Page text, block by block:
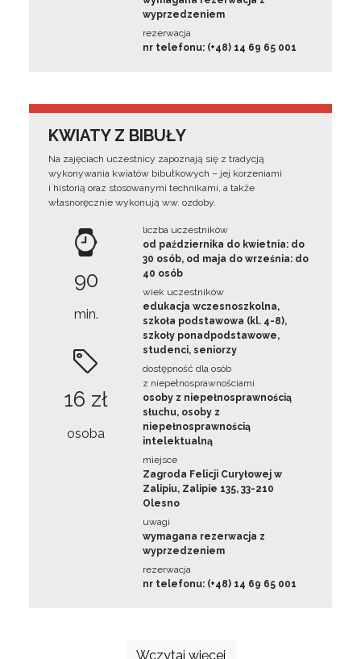
wyprzedzeniem
rezerwacja
nr telefonu: (+48) 14 69 65 001
KWIATY Z BIBUŁY
Na zajęciach uczestnicy zapoznają się z tradycją
wykonywania kwiatów bibułkowych – jej korzeniami
i historią oraz stosowanymi technikami, a także
własnoręcznie wykonują ww. ozdoby.
90
min.
16 zł
osoba
liczba uczestników
od października do kwietnia: do
30 osób, od maja do września: do
40 osób
wiek uczestników
edukacja wczesnoszkolna,
szkoła podstawowa (kl. 4-8),
szkoły ponadpodstawowe,
studenci, seniorzy
dostępność dla osób
z niepełnosprawnościami
osoby z niepełnosprawnością
słuchu, osoby z
niepełnosprawnością
intelektualną
miejsce
Zagroda Felicji Curyłowej w
Zalipiu, Zalipie 135, 33-210
Olesno
uwagi
wymagana rezerwacja z
wyprzedzeniem
rezerwacja
nr telefonu: (+48) 14 69 65 001
Wczytaj więcej